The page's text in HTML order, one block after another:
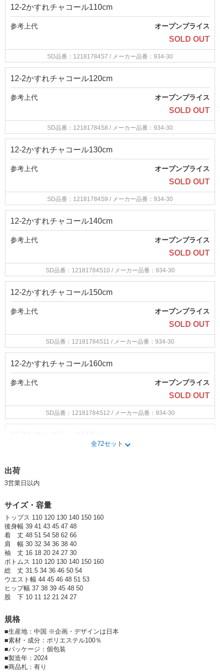
12-2かすれチャコール110cm
参考上代 オープンプライス
SOLD OUT
SD品番：12181784S7 / メーカー品番：934-30
12-2かすれチャコール120cm
参考上代 オープンプライス
SOLD OUT
SD品番：12181784S8 / メーカー品番：934-30
12-2かすれチャコール130cm
参考上代 オープンプライス
SOLD OUT
SD品番：12181784S9 / メーカー品番：934-30
12-2かすれチャコール140cm
参考上代 オープンプライス
SOLD OUT
SD品番：12181784S10 / メーカー品番：934-30
12-2かすれチャコール150cm
参考上代 オープンプライス
SOLD OUT
SD品番：12181784S11 / メーカー品番：934-30
12-2かすれチャコール160cm
参考上代 オープンプライス
SOLD OUT
SD品番：12181784S12 / メーカー品番：934-30
12-3かすれブラック120cm
参考上代
SD品番：12181784S14
12-3かすれブラック130cm
参考上代
12-3かすれブラック140cm
参考上代
全72セット
出荷
3営業日以内
サイズ・容量
トップス 110 120 130 140 150 160
後身幅 39 41 43 45 47 48
着 丈 48 51 54 58 62 66
肩 幅 30 32 34 36 38 40
袖 丈 16 18 20 24 27 30
ボトムス 110 120 130 140 150 160
総 丈 31.5 34 36 46 50 54
ウエスト幅 44 45 46 48 51 53
ヒップ幅 37 38 39 45 48 50
股 下 10 11 12 21 24 27
規格
■生産地：中国 ※企画・デザインは日本
■素材・成分：ポリエステル100％
■パッケージ：個包装
■製造年：2024
■商品札：有り